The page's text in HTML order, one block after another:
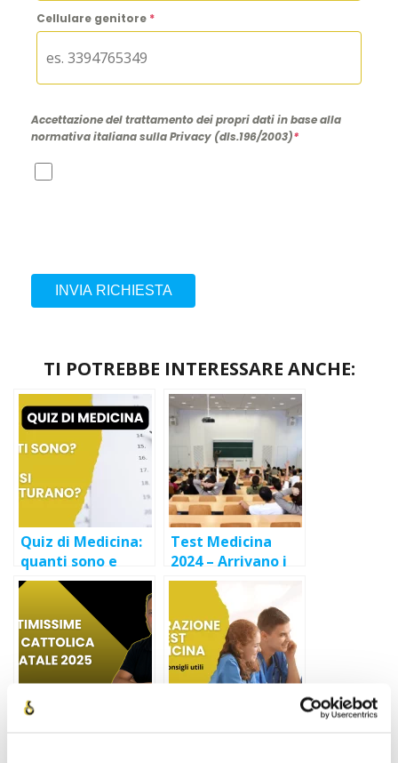
Cellulare genitore *
Accettazione del trattamento dei propri dati in base alla
normativa italiana sulla Privacy (dls.196/2003)*
INVIA RICHIESTA
TI POTREBBE INTERESSARE ANCHE:
Quiz di Medicina:
quanti sono e
come si
strutturano?
Test Medicina
2024 – Arrivano i
primi bandi delle
università private